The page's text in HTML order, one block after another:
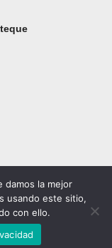
con nosotros
damos la mejor
usando este sitio,
con ello.